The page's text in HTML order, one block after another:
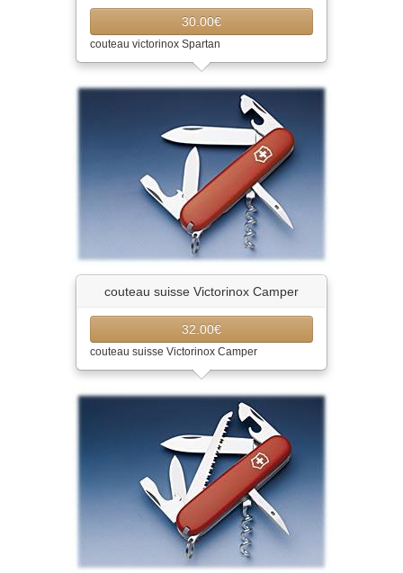
30.00€
couteau victorinox Spartan
couteau suisse Victorinox Camper
32.00€
couteau suisse Victorinox Camper